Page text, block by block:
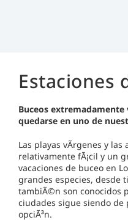
Estaciones
Buceos extremadamente
quedarse en uno de
Las playas vÃ­rgenes y
relativamente fÃ¡cil y un
vacaciones de buceo en
grandes especies, desde
tambiÃ©n son conocidos
ciudades sigue siendo de
opciÃ³n.